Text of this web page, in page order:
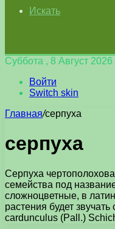
Искать
Суббота , 8 Август 2026
Войти
Switch skin
Главная/серпуха
серпуха
Серпуха
семейства под
сложноцветные, в
растения будет
cardunculus (Pall.)